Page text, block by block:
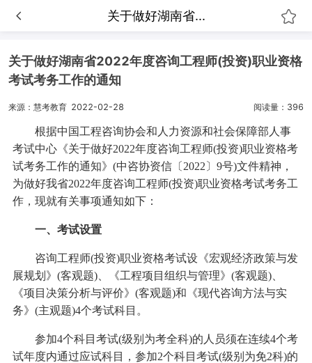
关于做好湖南省...
关于做好湖南省2022年度咨询工程师(投资)职业资格
考试考务工作的通知
来源：慧考教育 2022-02-28 阅读量：396
根据中国工程咨询协会和人力资源和社会保障部人事
考试中心《关于做好2022年度咨询工程师(投资)职业资格考
试考务工作的通知》(中咨协资信〔2022〕9号)文件精神，
为做好我省2022年度咨询工程师(投资)职业资格考试考务工
作，现就有关事项通知如下：
一、考试设置
咨询工程师(投资)职业资格考试设《宏观经济政策与发
展规划》(客观题)、《工程项目组织与管理》(客观题)、
《项目决策分析与评价》(客观题)和《现代咨询方法与实
务》(主观题)4个考试科目。
参加4个科目考试(级别为考全科)的人员须在连续4个考
试年度内通过应试科目，参加2个科目考试(级别为免2科)的